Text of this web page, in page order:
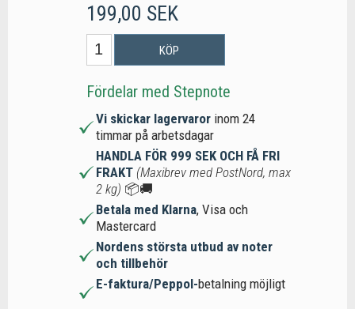
199,00 SEK
KÖP
Fördelar med Stepnote
Vi skickar lagervaror inom 24
timmar på arbetsdagar
HANDLA FÖR 999 SEK OCH FÅ FRI
FRAKT (Maxibrev med PostNord, max
2 kg) 📦🚚
Betala med Klarna, Visa och
Mastercard
Nordens största utbud av noter
och tillbehör
E-faktura/Peppol-betalning möjligt